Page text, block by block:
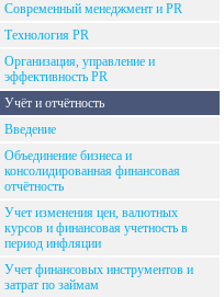
Современный менеджмент и PR
Технология PR
Организация, управление и
эффективность PR
Учёт и отчётность
Введение
Объединение бизнеса и
консолидированная финансовая
отчётность
Учет изменения цен, валютных
курсов и финансовая учетность в
период инфляции
Учет финансовых инструментов и
затрат по займам